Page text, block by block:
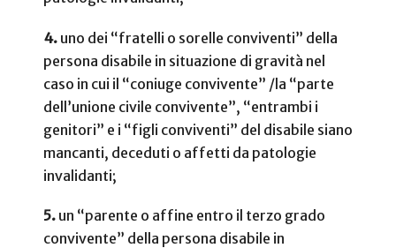
4. uno dei “fratelli o sorelle conviventi” della
persona disabile in situazione di gravità nel
caso in cui il “coniuge convivente” /la “parte
dell’unione civile convivente”, “entrambi i
genitori” e i “figli conviventi” del disabile siano
mancanti, deceduti o affetti da patologie
invalidanti;
5. un “parente o affine entro il terzo grado
convivente” della persona disabile in